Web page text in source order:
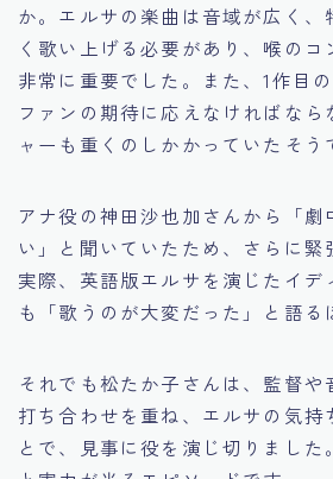
か。エルサの楽曲は音域が広く、
く歌い上げる必要があり、喉の
非常に重要でした。また、1作目
ファンの期待に応えなければなら
ャーも重くのしかかっていたそう
アナ役の神田沙也加さんから「劇
い」と聞いていたため、さらに緊
実際、英語版エルサを演じたイデ
も「歌うのが大変だった」と語る
それでも松たか子さんは、監督や
打ち合わせを重ね、エルサの気持
とで、見事に役を演じ切りました